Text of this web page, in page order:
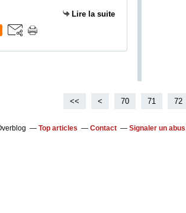
Lire la suite
<< < 10
20
30
40
50
60
70 71 72
Top articles Contact Signaler un abus